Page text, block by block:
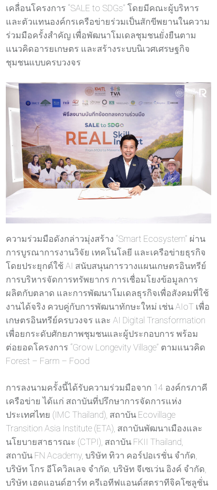
เคลื่อนโครงการ “SALE to SDGs” โดยมีคณะผู้บริหาร
และตัวแทนองค์กรเครือข่ายร่วมเป็นสักขีพยานในความ
ร่วมมือครั้งสำคัญ เพื่อพัฒนาโมเดลชุมชนยั่งยืนตาม
แนวคิดอารยเกษตร และสร้างระบบนิเวศเศรษฐกิจ
ชุมชนแบบครบวงจร
ความร่วมมือดังกล่าวมุ่งสร้าง “Smart Ecosystem” ผ่าน
การบูรณาการงานวิจัย เทคโนโลยี และเครือข่ายธุรกิจ
โดยประยุกต์ใช้ AI สนับสนุนการวางแผนเกษตรอินทรีย์
การบริหารจัดการทรัพยากร การเชื่อมโยงข้อมูลการ
ผลิตกับตลาด และการพัฒนาโมเดลธุรกิจเพื่อสังคมที่ใช้
งานได้จริง ควบคู่กับการพัฒนาทักษะใหม่ เช่น AIoT เพื่อ
เกษตรอินทรีย์ครบวงจร และ AI Digital Transformation
เพื่อยกระดับศักยภาพชุมชนและผู้ประกอบการ พร้อม
ต่อยอดโครงการ “Grow Longevity Village” ตามแนวคิด
Forest – Farm – Food
การลงนามครั้งนี้ได้รับความร่วมมือจาก 14 องค์กรภาคี
เครือข่าย ได้แก่ สถาบันที่ปรึกษาการจัดการแห่ง
ประเทศไทย (IMC Thailand), สถาบัน Ecovillage
Transition Asia Institute (ETA), สถาบันพัฒนาเมืองและ
นโยบายสาธารณะ (CTPI), สถาบัน FKII Thailand,
สถาบัน FN Academy, บริษัท ทิวา คอร์ปอเรชั่น จำกัด,
บริษัท โกร อีโควิลเลจ จำกัด, บริษัท จีเซเว่น อิงค์ จำกัด,
บริษัท เฮดแอนด์ฮาร์ท ครีเอทีฟแอนด์สตราทีจิคโซลูชั่น